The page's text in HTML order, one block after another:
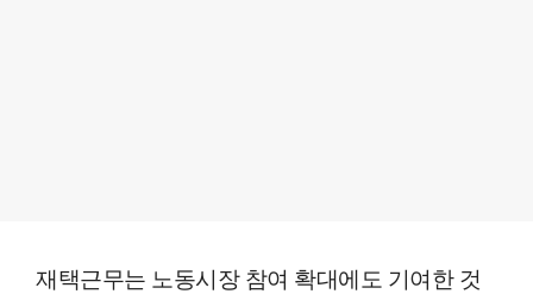
재택근무는 노동시장 참여 확대에도 기여한 것